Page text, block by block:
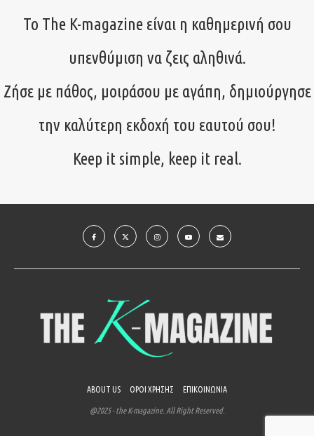
Το The K-magazine είναι η καθημερινή σου
υπενθύμιση να ζεις αληθινά.
Ζήσε με πάθος, μοιράσου με αγάπη, δημιούργησε
την καλύτερη εκδοχή του εαυτού σου!
Keep it simple, keep it real.
ABOUT US ΟΡΟΙ ΧΡΗΣΗΣ ΕΠΙΚΟΙΝΩΝΙΑ
@2025 - the K-magazine. All Right Reserved.